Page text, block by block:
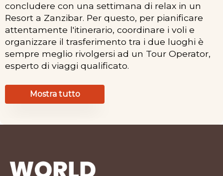
concludere con una settimana di relax in un
Resort a Zanzibar. Per questo, per pianificare
attentamente l'itinerario, coordinare i voli e
organizzare il trasferimento tra i due luoghi è
sempre meglio rivolgersi ad un Tour Operator,
esperto di viaggi qualificato.
Mostra tutto